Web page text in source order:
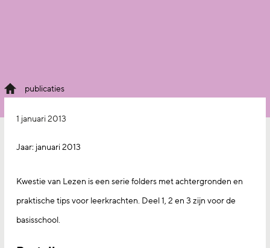
publicaties
1 januari 2013
Jaar: januari 2013
Kwestie van Lezen is een serie folders met achtergronden en
praktische tips voor leerkrachten. Deel 1, 2 en 3 zijn voor de
basisschool.